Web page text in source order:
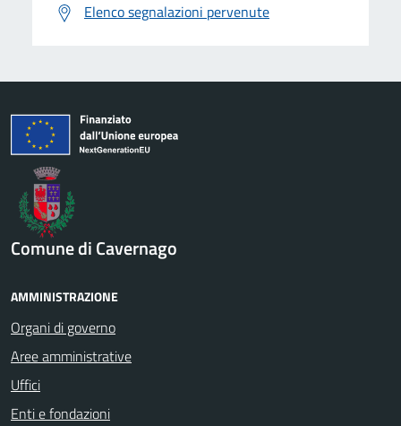
Elenco segnalazioni pervenute
Comune di Cavernago
AMMINISTRAZIONE
Organi di governo
Aree amministrative
Uffici
Enti e fondazioni